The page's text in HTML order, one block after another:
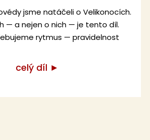
jsme natáčeli o Velikonocích.
— a nejen o nich — je tento díl.
rytmus — pravidelnost
celý díl ►